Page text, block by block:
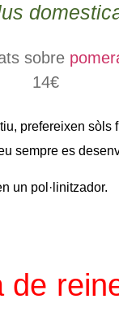
sobre
14€
prefereixen sòls
sempre es
un pol·linitzador.
de